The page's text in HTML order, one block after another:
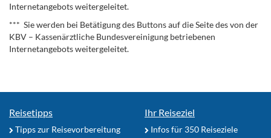
Internetangebots weitergeleitet.
*** Sie werden bei Betätigung des Buttons auf die Seite des von der
KBV – Kassenärztliche Bundesvereinigung betriebenen
Internetangebots weitergeleitet.
Reisetipps
Tipps zur Reisevorbereitung
Ihr Reiseziel
Infos für 350 Reiseziele